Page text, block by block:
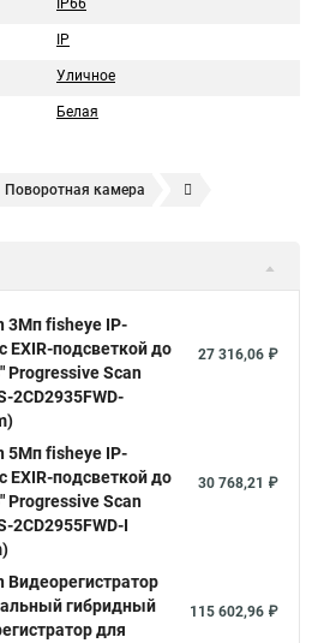
IP66
IP
Уличное
Белая
Поворотная камера
hikvision
уличная ip камера
poe
camera Hikvision 2cd1148 i b
Ip видеокамеры
2cd2142fwd
2cd1148 hikvision ds 2cd1148 i b
Видеокамера hikvision
3Мп fisheye IP-
EXIR-подсветкой до
Progressive Scan
2CD2935FWD-
27 316,06 ₽
5Мп fisheye IP-
EXIR-подсветкой до
Progressive Scan
2CD2955FWD-I
30 768,21 ₽
Видеорегистратор
гибридный
для
115 602,96 ₽